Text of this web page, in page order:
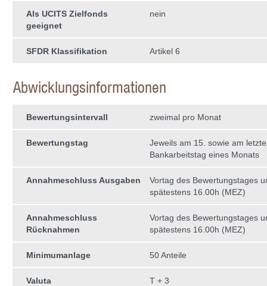
Als UCITS Zielfonds
geeignet
nein
SFDR Klassifikation Artikel 6
Abwicklungsinformationen
Bewertungsintervall zweimal pro Monat
Bewertungstag
Jeweils am 15. sowie am
Bankarbeitstag eines Monats
Annahmeschluss Ausgaben
Vortag des Bewertungstages
spätestens 16.00h (MEZ)
Annahmeschluss
Rücknahmen
Vortag des Bewertungstages
spätestens 16.00h (MEZ)
Minimumanlage 50 Anteile
Valuta T + 3